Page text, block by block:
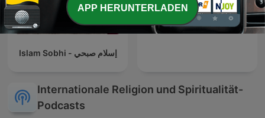
Islam Sobhi - إسلام صبحي
Internationale Religion und Spiritualität-
Podcasts
APP HERUNTERLADEN